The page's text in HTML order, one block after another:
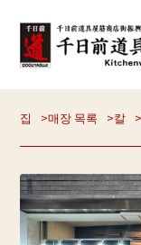
집 매장 목록 칼